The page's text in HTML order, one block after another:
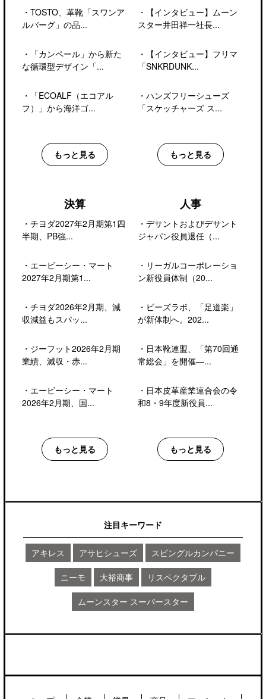
・ TOSTO、革靴「スワンア
ルバーグ」の品...
・
「カンペール」から新た
な循環型デザイン「...
・
「ECOALF（エコアル
フ）」から海洋ゴ...
もっと見る
・
【インタビュー】ムーン
スター井田祥一社長...
・
【インタビュー】フリマ
「SNKRDUNK...
・ ハンズフリーシューズ
「スケッチャーズ ス...
もっと見る
決算
・ チヨダ2027年2月期第1四
半期、PB強...
・ エービーシー・マート
2027年2月期第1...
・ チヨダ2026年2月期、減
収減益もスパッ...
・ ジーフット2026年2月期
業績、減収・赤...
・ エービーシー・マート
2026年2月期、国...
もっと見る
人事
・ デサントおよびデサント
ジャパン役員退任（...
・ リーガルコーポレーショ
ン新役員体制（20...
・ ビーズラボ、「足道楽」
が新体制へ。202...
・ 日本靴連盟、「第70回通
常総会」を開催―...
・ 日本皮革産業連合会の令
和8・9年度新役員...
もっと見る
注目キーワード
アキレス アサヒシューズ スピングルカンパニー
ニーモ 大裕商事 リスペクタブル
ムーンスター スーパースター